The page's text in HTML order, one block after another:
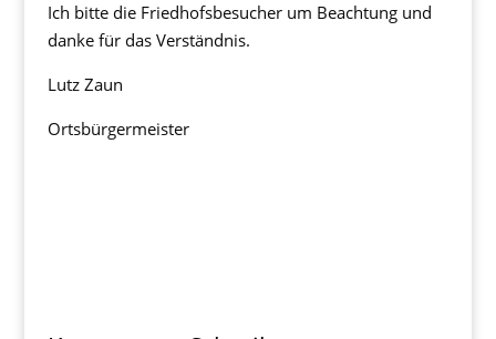
Ich bitte die Friedhofsbesucher um Beachtung und
danke für das Verständnis.
Lutz Zaun
Ortsbürgermeister